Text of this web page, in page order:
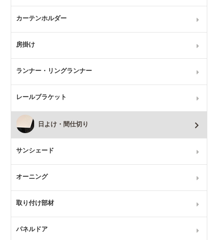
カーテンホルダー
房掛け
ランナー・リングランナー
レールブラケット
日よけ・間仕切り
サンシェード
オーニング
取り付け部材
パネルドア